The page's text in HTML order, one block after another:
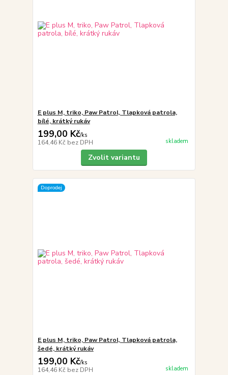
E plus M, triko, Paw Patrol, Tlapková patrola,
bílé, krátký rukáv
199,00 Kč/ks
164,46 Kč bez DPH skladem
Zvolit variantu
Doprodej
E plus M, triko, Paw Patrol, Tlapková patrola,
šedé, krátký rukáv
199,00 Kč/ks
164,46 Kč bez DPH skladem